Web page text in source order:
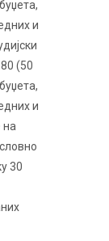
и
(50
и
на
30